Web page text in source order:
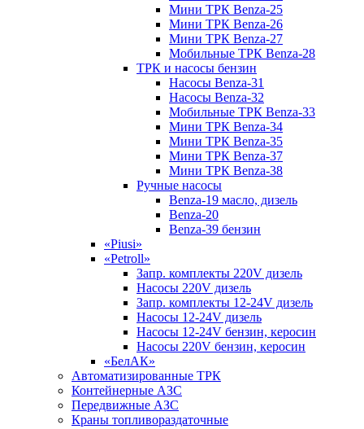
Мини ТРК Benza-25
Мини ТРК Benza-26
Мини ТРК Benza-27
Мобильные ТРК Benza-28
ТРК и насосы бензин
Насосы Benza-31
Насосы Benza-32
Мобильные ТРК Benza-33
Мини ТРК Benza-34
Мини ТРК Benza-35
Мини ТРК Benza-37
Мини ТРК Benza-38
Ручные насосы
Benza-19 масло, дизель
Benza-20
Benza-39 бензин
«Piusi»
«Petroll»
Запр. комплекты 220V дизель
Насосы 220V дизель
Запр. комплекты 12-24V дизель
Насосы 12-24V дизель
Насосы 12-24V бензин, керосин
Насосы 220V бензин, керосин
«БелАК»
Автоматизированные ТРК
Контейнерные АЗС
Передвижные АЗС
Краны топливораздаточные